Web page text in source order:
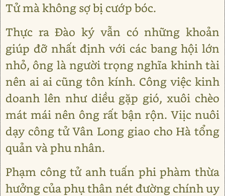
Tử mà không sợ bị cướp bóc.
Thực ra Đào ký vẫn có những khoản
giúp đỡ nhất định với các bang hội lớn
nhỏ, ông là người trọng nghĩa khinh tài
nên ai ai cũng tôn kính. Công việc kinh
doanh lên như diều gặp gió, xuôi chèo
mát mái nên ông rất bận rộn. Viịc nuôi
dạy công tử Vân Long giao cho Hà tổng
quản và phu nhân.
Phạm công tử anh tuấn phi phàm thừa
hưởng của phụ thân nét đường chính uy